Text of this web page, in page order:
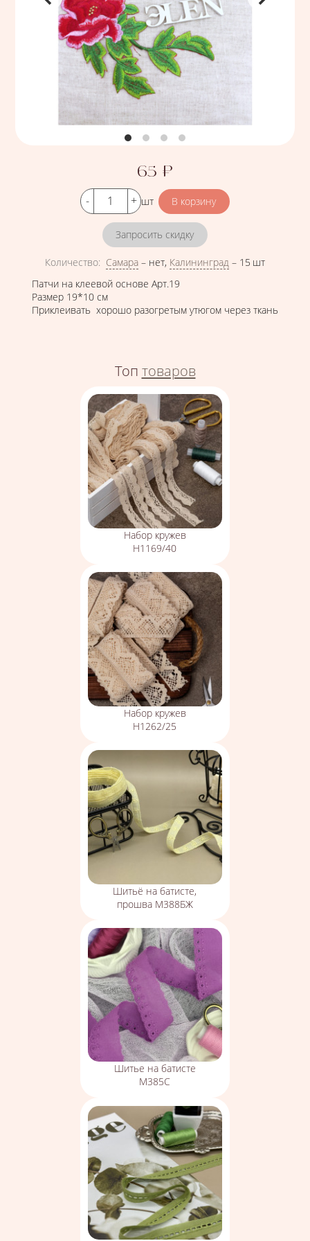
Цена
65 ₽
Кол-во шт
Запросить скидку
Количество: Самара – нет, Калининград – 15 шт
Патчи на клеевой основе Арт.19
Размер 19*10 см
Приклеивать хорошо разогретым утюгом через ткань
Топ товаров
Набор кружев
Н1169/40
Набор кружев
Н1262/25
Шитьё на батисте,
прошва М388БЖ
Шитье на батисте
М385С